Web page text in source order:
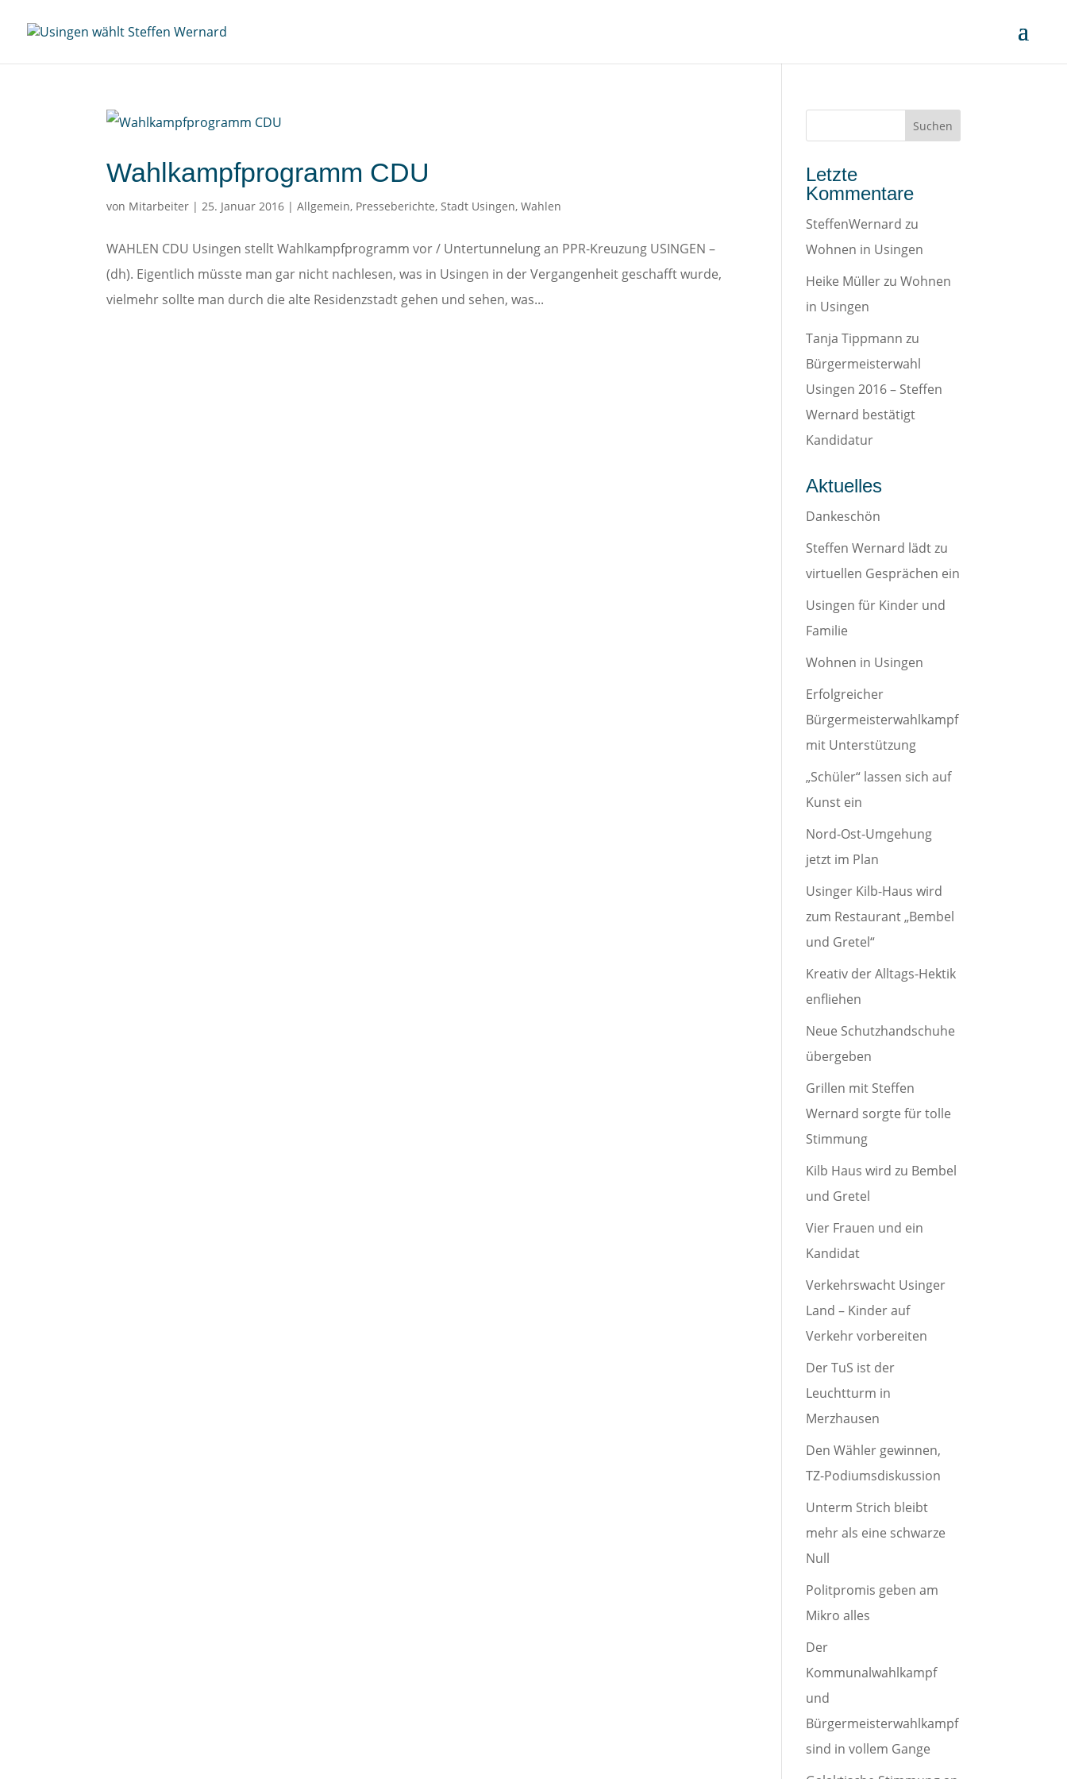
Wahlkampfprogramm CDU
von Mitarbeiter |25. Januar 2016 |Allgemein, Presseberichte,Stadt Usingen,Wahlen
WAHLEN CDU Usingen stellt Wahlkampfprogramm vor / Untertunnelung an PPR-Kreuzung USINGEN –
(dh). Eigentlich müsste man gar nicht nachlesen, was in Usingen in der Vergangenheit geschafft wurde,
vielmehr sollte man durch die alte Residenzstadt gehen und sehen, was...
Letzte
Kommentare
SteffenWernard zu
Wohnen in Usingen
Heike MüllerzuWohnen
in Usingen
Tanja Tippmann zu
Bürgermeisterwahl
Usingen 2016 – Steffen
Wernard bestätigt
Kandidatur
Aktuelles
Dankeschön
Steffen Wernard lädt zu
virtuellen Gesprächen ein
Usingen für Kinder und
Familie
Wohnen in Usingen
Erfolgreicher
Bürgermeisterwahlkampf
mit Unterstützung
„Schüler“ lassen sich auf
Kunst ein
Nord-Ost-Umgehung
jetzt im Plan
Usinger Kilb-Haus wird
zum Restaurant „Bembel
und Gretel“
Kreativ der Alltags-Hektik
enfliehen
Neue Schutzhandschuhe
übergeben
Grillen mit Steffen
Wernard sorgte für tolle
Stimmung
Kilb Haus wird zu Bembel
und Gretel
Vier Frauen und ein
Kandidat
Verkehrswacht Usinger
Land – Kinder auf
Verkehr vorbereiten
Der TuS ist der
Leuchtturm in
Merzhausen
Den Wähler gewinnen,
TZ-Podiumsdiskussion
Unterm Strich bleibt
mehr als eine schwarze
Null
Politpromis geben am
Mikro alles
Der
Kommunalwahlkampf
und
Bürgermeisterwahlkampf
sind in vollem Gange